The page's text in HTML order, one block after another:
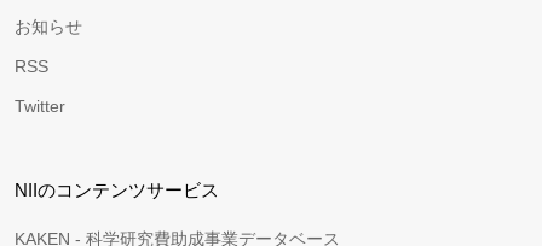
お知らせ
RSS
Twitter
NIIのコンテンツサービス
KAKEN - 科学研究費助成事業データベース